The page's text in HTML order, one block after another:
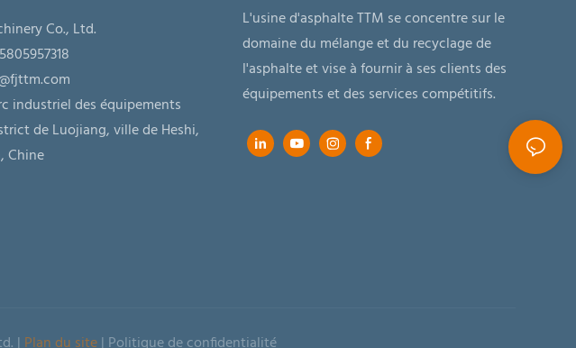
Co., Ltd.
industriel des équipements
de Luojiang, ville de Heshi,
Chine
L'usine d'asphalte TTM se concentre sur le
domaine du mélange et du recyclage de
l'asphalte et vise à fournir à ses clients des
équipements et des services compétitifs.
| Plan du site | Politiquede confidentialité